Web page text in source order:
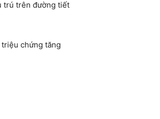
trú trên đường tiết
chứng tăng